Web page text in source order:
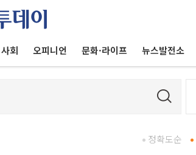
사회 오피니언 문화·라이프 뉴스발전소
정확도순